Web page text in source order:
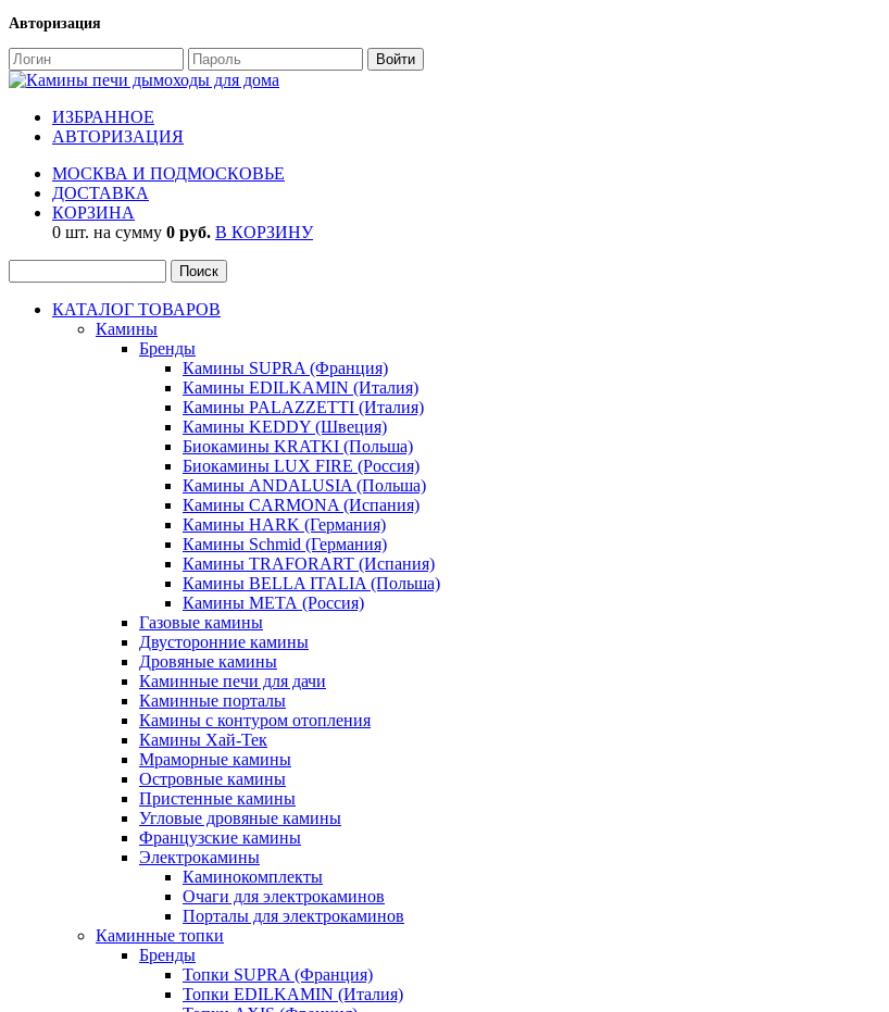
Авторизация
ИЗБРАННОЕ
АВТОРИЗАЦИЯ
МОСКВА И ПОДМОСКОВЬЕ
ДОСТАВКА
КОРЗИНА
0 шт. на сумму 0 руб. В КОРЗИНУ
КАТАЛОГ ТОВАРОВ
Камины
Бренды
Камины SUPRA (Франция)
Камины EDILKAMIN (Италия)
Камины PALAZZETTI (Италия)
Камины KEDDY (Швеция)
Биокамины KRATKI (Польша)
Биокамины LUX FIRE (Россия)
Камины ANDALUSIA (Польша)
Камины CARMONA (Испания)
Камины HARK (Германия)
Камины Schmid (Германия)
Камины TRAFORART (Испания)
Камины BELLA ITALIA (Польша)
Камины МЕТА (Россия)
Газовые камины
Двусторонние камины
Дровяные камины
Каминные печи для дачи
Каминные порталы
Камины с контуром отопления
Камины Хай-Тек
Мраморные камины
Островные камины
Пристенные камины
Угловые дровяные камины
Французские камины
Электрокамины
Каминокомплекты
Очаги для электрокаминов
Порталы для электрокаминов
Каминные топки
Бренды
Топки SUPRA (Франция)
Топки EDILKAMIN (Италия)